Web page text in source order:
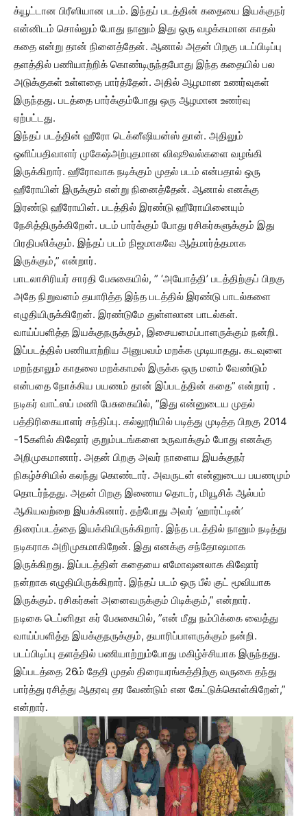
க்யூட்டான பிரீஸியான படம். இந்தப் படத்தின் கதையை இயக்குநர்
என்னிடம் சொல்லும் போது நானும் இது ஒரு வழக்கமான காதல்
கதை என்று தான் நினைத்தேன். ஆனால் அதன் பிறகு படப்பிடிப்பு
தளத்தில் பணியாற்றிக் கொண்டிருந்தபோது இந்த கதையில் பல
அடுக்குகள் உள்ளதை பார்த்தேன். அதில் ஆழமான உணர்வுகள்
இருந்தது. படத்தை பார்க்கும்போது ஒரு ஆழமான உணர்வு
ஏற்பட்டது.
இந்தப் படத்தின் ஹீரோ டெக்னீஷியன்ஸ் தான். அதிலும்
ஒளிப்பதிவாளர் முகேஷ்அற்புதமான விஷூவல்களை வழங்கி
இருக்கிறார். ஹீரோவாக நடிக்கும் முதல் படம் என்பதால் ஒரு
ஹீரோயின் இருக்கும் என்று நினைத்தேன். ஆனால் எனக்கு
இரண்டு ஹீரோயின். படத்தில் இரண்டு ஹீரோயினையும்
நேசித்திருக்கிறேன். படம் பார்க்கும் போது ரசிகர்களுக்கும் இது
பிரதிபலிக்கும். இந்தப் படம் நிஜமாகவே ஆத்மார்த்தமாக
இருக்கும்,” என்றார்.
பாடலாசிரியர் சாரதி பேசுகையில், ” ‘அயோத்தி’ படத்திற்குப் பிறகு
அதே நிறுவனம் தயாரித்த இந்த படத்தில் இரண்டு பாடல்களை
எழுதியிருக்கிறேன். இரண்டுமே துள்ளலான பாடல்கள்.
வாய்ப்பளித்த இயக்குநருக்கும், இசையமைப்பாளருக்கும் நன்றி.
இப்படத்தில் பணியாற்றிய அனுபவம் மறக்க முடியாதது. கடவுளை
மறந்தாலும் காதலை மறக்காமல் இருக்க ஒரு மனம் வேண்டும்
என்பதை நோக்கிய பயணம் தான் இப்படத்தின் கதை” என்றார் .
நடிகர் வாட்ஸப் மணி பேசுகையில், ”இது என்னுடைய முதல்
பத்திரிகையாளர் சந்திப்பு. கல்லூரியில் படித்து முடித்த பிறகு 2014
-15களில் கிஷோர் குறும்படங்களை உருவாக்கும் போது எனக்கு
அறிமுகமானார். அதன் பிறகு அவர் நாளைய இயக்குநர்
நிகழ்ச்சியில் கலந்து கொண்டார். அவருடன் என்னுடைய பயணமும்
தொடர்ந்தது. அதன் பிறகு இணைய தொடர், மியூசிக் ஆல்பம்
ஆகியவற்றை இயக்கினார். தற்போது அவர் ‘ஹார்ட்டின்’
திரைப்படத்தை இயக்கியிருக்கிறார். இந்த படத்தில் நானும் நடித்து
நடிகராக அறிமுகமாகிறேன். இது எனக்கு சந்தோஷமாக
இருக்கிறது. இப்படத்தின் கதையை எமோஷனலாக கிஷோர்
நன்றாக எழுதியிருக்கிறார். இந்தப் படம் ஒரு பீல் குட் மூவியாக
இருக்கும். ரசிகர்கள் அனைவருக்கும் பிடிக்கும்,” என்றார்.
நடிகை டெப்னிதா கர் பேசுகையில், ”என் மீது நம்பிக்கை வைத்து
வாய்ப்பளித்த இயக்குநருக்கும், தயாரிப்பாளருக்கும் நன்றி.
படப்பிடிப்பு தளத்தில் பணியாற்றும்போது மகிழ்ச்சியாக இருந்தது.
இப்படத்தை 26ம் தேதி முதல் திரையரங்கத்திற்கு வருகை தந்து
பார்த்து ரசித்து ஆதரவு தர வேண்டும் என கேட்டுக்கொள்கிறேன்,”
என்றார்.